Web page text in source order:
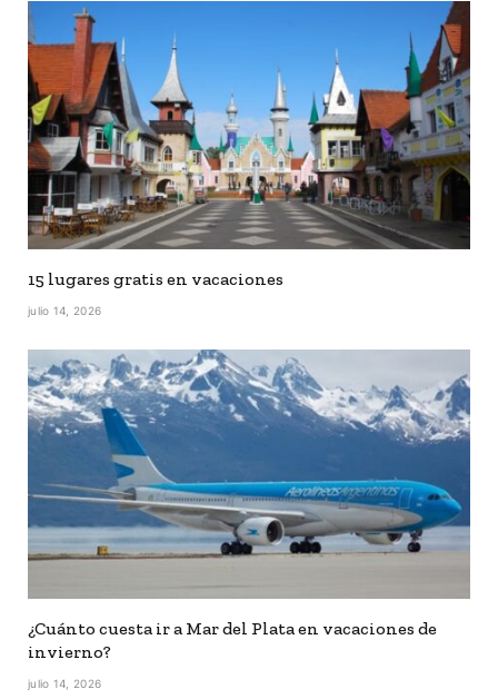
15 lugares gratis en vacaciones
julio 14, 2026
¿Cuánto cuesta ir a Mar del Plata en vacaciones de
invierno?
julio 14, 2026